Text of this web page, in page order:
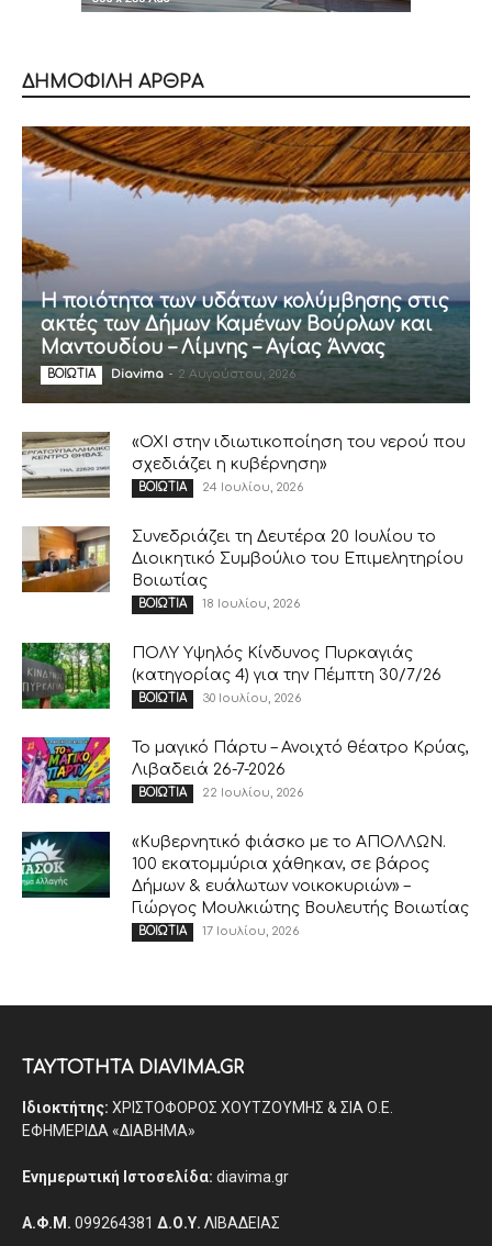
ΔΗΜΟΦΙΛΗ ΑΡΘΡΑ
Η ποιότητα των υδάτων κολύμβησης στις
ακτές των Δήμων Καμένων Βούρλων και
Μαντουδίου – Λίμνης – Αγίας Άννας
ΒΟΙΩΤΙΑ Diavima - 2 Αυγούστου, 2026
«ΟΧΙ στην ιδιωτικοποίηση του νερού που
σχεδιάζει η κυβέρνηση»
ΒΟΙΩΤΙΑ 24 Ιουλίου, 2026
Συνεδριάζει τη Δευτέρα 20 Ιουλίου το
Διοικητικό Συμβούλιο του Επιμελητηρίου
Βοιωτίας
ΒΟΙΩΤΙΑ 18 Ιουλίου, 2026
ΠΟΛΥ Υψηλός Κίνδυνος Πυρκαγιάς
(κατηγορίας 4) για την Πέμπτη 30/7/26
ΒΟΙΩΤΙΑ 30 Ιουλίου, 2026
Το μαγικό Πάρτυ – Ανοιχτό θέατρο Κρύας,
Λιβαδειά 26-7-2026
ΒΟΙΩΤΙΑ 22 Ιουλίου, 2026
«Κυβερνητικό φιάσκο με το ΑΠΟΛΛΩΝ.
100 εκατομμύρια χάθηκαν, σε βάρος
Δήμων & ευάλωτων νοικοκυριών» –
Γιώργος Μουλκιώτης Βουλευτής Βοιωτίας
ΒΟΙΩΤΙΑ 17 Ιουλίου, 2026
ΤΑΥΤΟΤΗΤΑ DIAVIMA.GR
Ιδιοκτήτης: ΧΡΙΣΤΟΦΟΡΟΣ ΧΟΥΤΖΟΥΜΗΣ & ΣΙΑ Ο.Ε.
ΕΦΗΜΕΡΙΔΑ «ΔΙΑΒΗΜΑ»
Ενημερωτική Ιστοσελίδα: diavima.gr
Α.Φ.Μ. 099264381 Δ.Ο.Υ. ΛΙΒΑΔΕΙΑΣ